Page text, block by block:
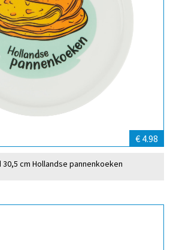
€ 4.98
cm Hollandse pannenkoeken